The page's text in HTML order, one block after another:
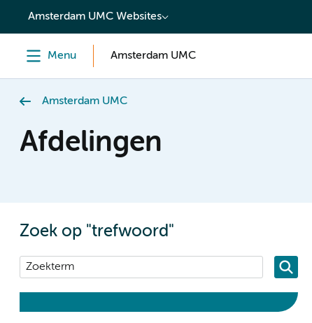
content
Amsterdam UMC Websites
Menu Amsterdam UMC
Amsterdam UMC
Afdelingen
Zoek op "trefwoord"